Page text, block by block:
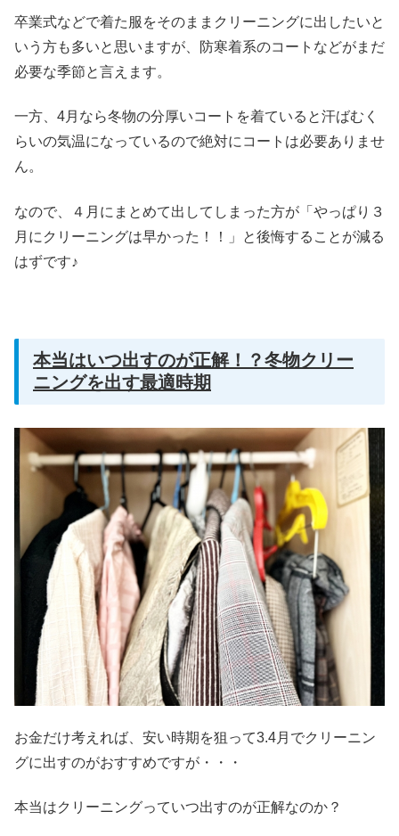
卒業式などで着た服をそのままクリーニングに出したいと
いう方も多いと思いますが、防寒着系のコートなどがまだ
必要な季節と言えます。
一方、4月なら冬物の分厚いコートを着ていると汗ばむく
らいの気温になっているので絶対にコートは必要ありませ
ん。
なので、４月にまとめて出してしまった方が「やっぱり３
月にクリーニングは早かった！！」と後悔することが減る
はずです♪
本当はいつ出すのが正解！？冬物クリー
ニングを出す最適時期
お金だけ考えれば、安い時期を狙って3.4月でクリーニン
グに出すのがおすすめですが・・・
本当はクリーニングっていつ出すのが正解なのか？